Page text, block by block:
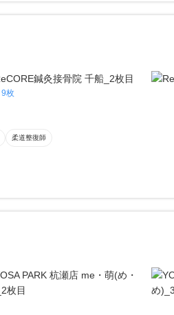
9枚
柔道整復師